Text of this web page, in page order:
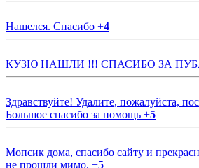
Нашелся. Спасибо +4
КУЗЮ НАШЛИ !!! СПАСИБО ЗА
Здравствуйте! Удалите, пожалуйста,
Большое спасибо за помощь +5
Мопсик дома, спасибо сайту и
не прошли мимо. +5